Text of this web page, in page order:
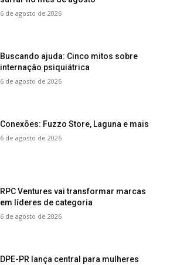
6 de agosto de 2026
Buscando ajuda: Cinco mitos sobre
internação psiquiátrica
6 de agosto de 2026
Conexões: Fuzzo Store, Laguna e mais
6 de agosto de 2026
RPC Ventures vai transformar marcas
em líderes de categoria
6 de agosto de 2026
DPE-PR lança central para mulheres